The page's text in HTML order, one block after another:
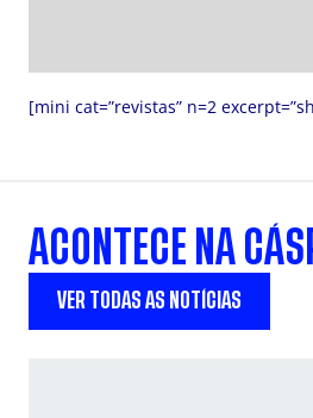
[mini cat=”revistas” n=2
ACONTECE NA
VER TODAS AS NOTÍCIAS